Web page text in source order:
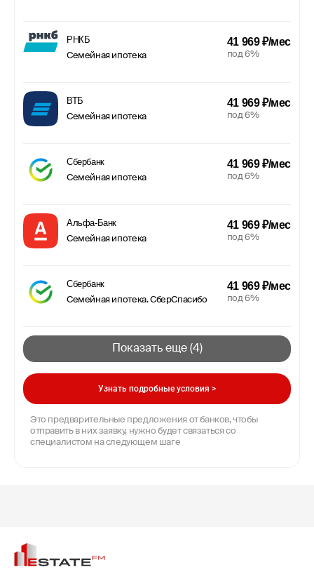
РНКБ
Семейная ипотека
41 969 ₽/мес
под 6%
ВТБ
Семейная ипотека
41 969 ₽/мес
под 6%
Сбербанк
Семейная ипотека
41 969 ₽/мес
под 6%
Альфа-Банк
Семейная ипотека
41 969 ₽/мес
под 6%
Сбербанк
Семейная ипотека. СберСпасибо
41 969 ₽/мес
под 6%
Показать еще (4)
Узнать подробные условия >
Это предварительные предложения от банков, чтобы
отправить в них заявку, нужно будет связаться со
специалистом на следующем шаге